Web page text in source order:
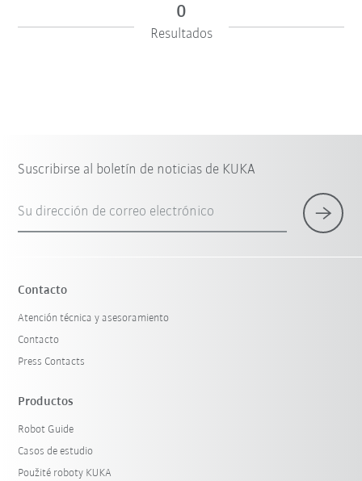
Restablecer filtro
0
Resultados
Suscribirse al boletín de noticias de KUKA
Su dirección de correo electrónico
Contacto
Atención técnica y asesoramiento
Contacto
Press Contacts
Productos
Robot Guide
Casos de estudio
Použité roboty KUKA